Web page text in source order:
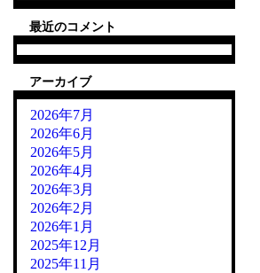
最近のコメント
アーカイブ
2026年7月
2026年6月
2026年5月
2026年4月
2026年3月
2026年2月
2026年1月
2025年12月
2025年11月